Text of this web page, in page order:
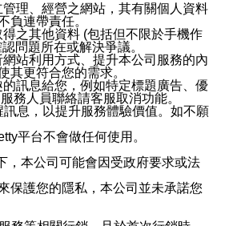
理、經營之網站，其有關個人資料
負連帶責任。
之其他資料 (包括但不限於手機作
問題所在或解決爭議。
站利用方式、提升本公司服務的內
更符合您的需求。
訊息給您，例如特定標題廣告、優
務人員聯絡請客服取消功能。
息，以提升服務體驗價值。如不願
平台不會做任何使用。
，本公司可能會因受政府要求或法
保護您的隱私，本公司並未承諾您